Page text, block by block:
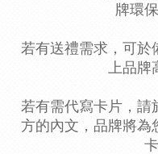
牌環
若有送禮需求，可於
上品牌
若有需代寫卡片，請
方的內文，品牌將為